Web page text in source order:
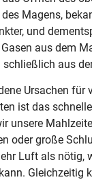
Magens,
und
aus dem
schließlich aus
Ursachen für
ist das
unsere
oder große
Luft als nötig,
Gleichzeitig